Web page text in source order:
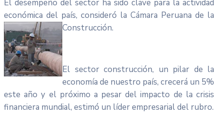
El desempeño del sector ha sido clave para la actividad
económica del país, consideró la Cámara Peruana de la
Construcción.
El sector construcción, un pilar de la
economía de nuestro país, crecerá un 5%
este año y el próximo a pesar del impacto de la crisis
financiera mundial, estimó un líder empresarial del rubro.